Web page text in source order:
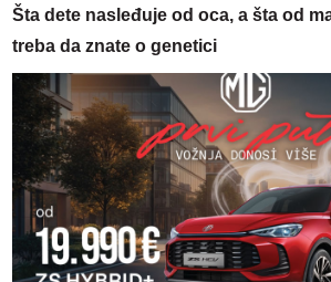
Šta dete nasleđuje od oca, a šta od
treba da znate o genetici